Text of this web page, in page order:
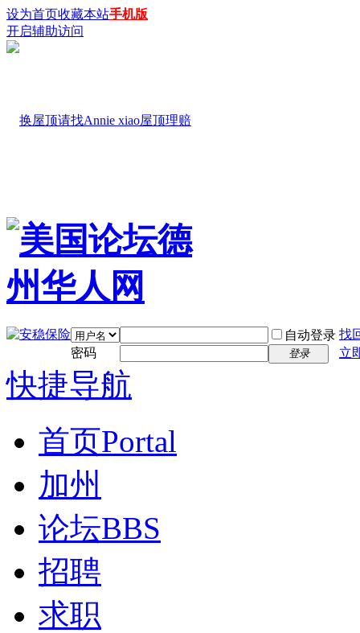
设为首页收藏本站手机版
开启辅助访问
自动登录 找
密码
登录 立
快捷导航
首页Portal
加州
论坛BBS
招聘
求职